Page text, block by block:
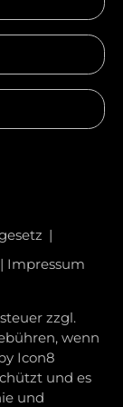
Impressum
zzgl.
wenn
Icon8
und es
und